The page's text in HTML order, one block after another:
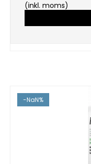
(inkl. moms)
-NaN%